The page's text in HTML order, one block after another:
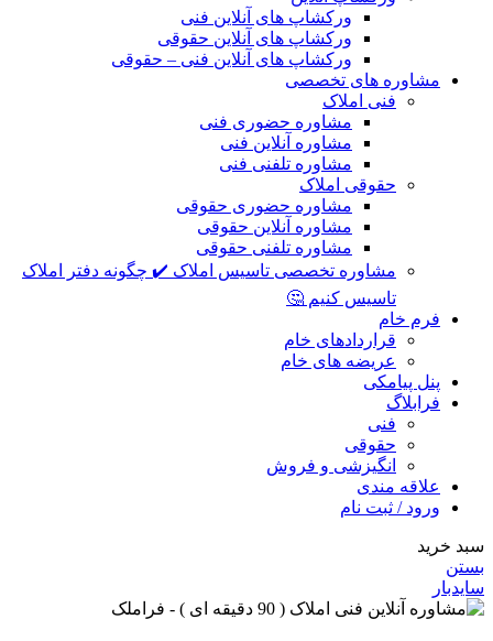
ورکشاپ های آنلاین فنی
ورکشاپ های آنلاین حقوقی
ورکشاپ های آنلاین فنی – حقوقی
مشاوره های تخصصی
فنی املاک
مشاوره حضوری فنی
مشاوره آنلاین فنی
مشاوره تلفنی فنی
حقوقی املاک
مشاوره حضوری حقوقی
مشاوره آنلاین حقوقی
مشاوره تلفنی حقوقی
مشاوره تخصصی تاسیس املاک ✔️ چگونه دفتر املاک
تاسیس کنیم 🤔
فرم خام
قراردادهای خام
عریضه های خام
پنل پیامکی
فرابلاگ
فنی
حقوقی
انگیزشی و فروش
علاقه مندی
ورود / ثبت نام
سبد خرید
بستن
سایدبار